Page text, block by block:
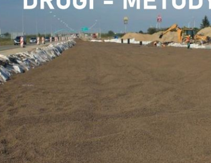
odbędzie się kolejna edycja III edycja Seminarium
i Środowiska oraz Oddział terenowy w Krakowie, Polski
Krakowskiej Katedra Geotechniki i Wytrzymałości